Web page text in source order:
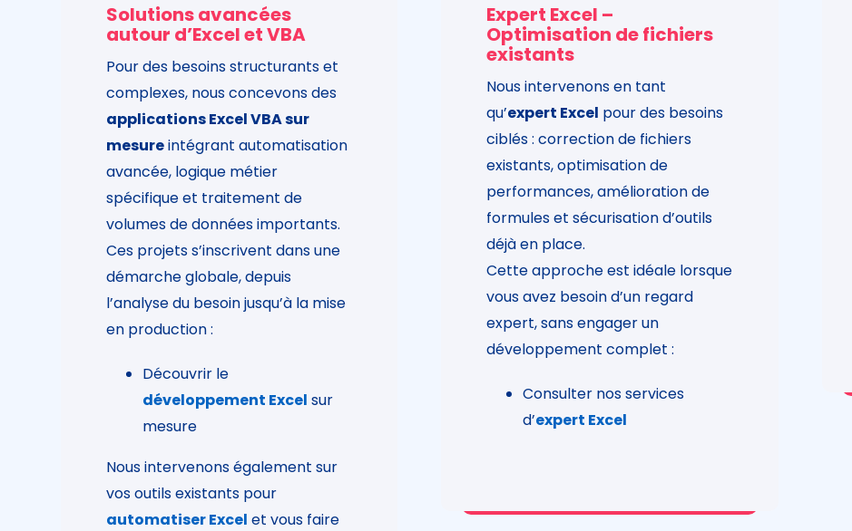
Solutions avancées
autour d’Excel et VBA
Pour des besoins structurants et
complexes, nous concevons des
applications Excel VBA sur
mesureintégrant automatisation
avancée, logique métier
spécifique et traitement de
volumes de données importants.
Ces projets s’inscrivent dans une
démarche globale, depuis
l’analyse du besoin jusqu’à la mise
en production :
Découvrir le
développement Excel sur
mesure
Nous intervenons également sur
vos outils existants pour
automatiser Excel et vous faire
Expert Excel –
Optimisation de fichiers
existants
Nous intervenons en tant
qu’expert Excel pour des besoins
ciblés : correction de fichiers
existants, optimisation de
performances, amélioration de
formules et sécurisation d’outils
déjà en place.
Cette approche est idéale lorsque
vous avez besoin d’un regard
expert, sans engager un
développement complet :
Consulter nos services
d’expert Excel